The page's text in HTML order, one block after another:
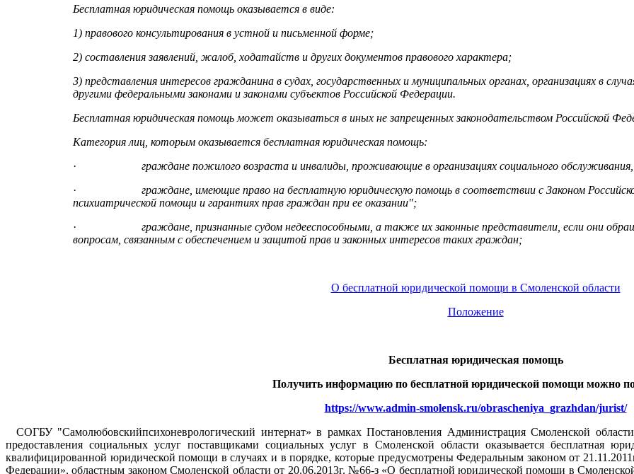
Бесплатная юридическая помощь оказывается в виде:
1) правового консультирования в устной и письменной форме;
2) составления заявлений, жалоб, ходатайств и других документов правового характера;
3) представления интересов гражданина в судах, государственных и муниципальных органах, организациях в
другими федеральными законами и законами субъектов Российской Федерации.
Бесплатная юридическая помощь может оказываться в иных не запрещенных законодательством Российской
Категория лиц, которым оказывается бесплатная юридическая помощь:
· граждане пожилого возраста и инвалиды, проживающие в организациях социального
· граждане, имеющие право на бесплатную юридическую помощь в соответствии с Законом
психиатрической помощи и гарантиях прав граждан при ее оказании";
· граждане, признанные судом недееспособными, а также их законные представители, если они
вопросам, связанным с обеспечением и защитой прав и законных интересов таких граждан;
О бесплатной юридической помощи в Смоленской области
Положение
Бесплатная юридическая помощь
Получить информацию по бесплатной юридической помощи можно
https://www.admin-smolensk.ru/obrascheniya_grazhdan/jurist/
СОГБУ "Самолюбовскийпсихоневрологический интернат» в рамках Постановления Администрация Смоленской
предоставления социальных услуг поставщиками социальных услуг в Смоленской области оказывается бесплатная
квалифицированной юридической помощи в случаях и в порядке, которые предусмотрены Федеральным законом от
Федерации», областным законом Смоленской области от 20.06.2013г. №66-з «О бесплатной юридической помощи в